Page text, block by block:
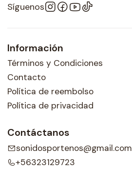
Síguenos
Información
Términos y Condiciones
Contacto
Política de reembolso
Política de privacidad
Contáctanos
sonidosportenos@gmail.com
+56323129723